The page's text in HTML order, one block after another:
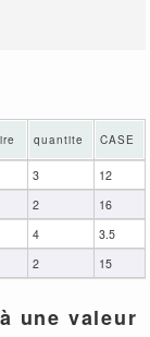
quantite CASE
3
12
2
16
4
3.5
2 15
une valeur